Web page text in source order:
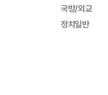
국방/외교
정치일반